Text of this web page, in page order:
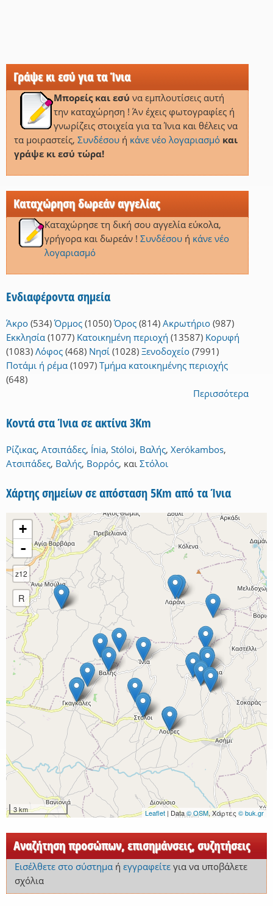
Γράψε κι εσύ για τα Ίνια
Μπορείς και εσύ να εμπλουτίσεις αυτή
την καταχώρηση ! Άν έχεις φωτογραφίες ή
γνωρίζεις στοιχεία για τα Ίνια και θέλεις να
τα μοιραστείς, Συνδέσουή κάνε νέο λογαριασμό και
γράψε κι εσύ τώρα!
Καταχώρηση δωρεάν αγγελίας
Καταχώρησε τη δική σου αγγελία εύκολα,
γρήγορα και δωρεάν ! Συνδέσουή κάνε νέο
λογαριασμό
Ενδιαφέροντα σημεία
Άκρο (534) Όρμος (1050) Όρος (814) Ακρωτήριο (987)
Εκκλησία (1077) Κατοικημένη περιοχή (13587) Κορυφή
(1083) Λόφος (468) Νησί (1028) Ξενοδοχείο (7991)
Ποτάμι ή ρέμα (1097) Τμήμα κατοικημένης περιοχής
(648)
Περισσότερα
Κοντά στα Ίνια σε ακτίνα 3Km
Ρίζικας, Ατσιπάδες, Ínia, Stóloi, Βαλής, Xerókambos,
Ατσιπάδες, Βαλής, Βορρός, και Στόλοι
Χάρτης σημείων σε απόσταση 5Km από τα Ίνια
+
-
z12
R
3 km Leaflet | Data© OSM, Χάρτες © buk.gr
Αναζήτηση προσώπων, επισημάνσεις, συζητήσεις
Εισέλθετε στο σύστημαή εγγραφείτεγια να υποβάλετε
σχόλια